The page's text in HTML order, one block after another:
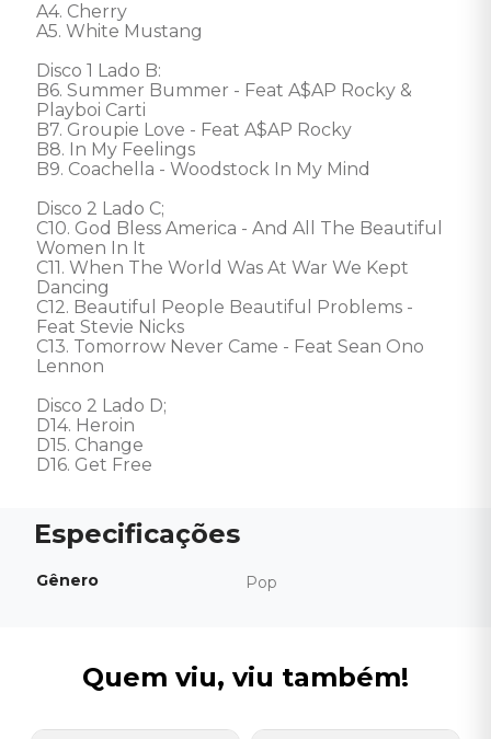
A4. Cherry
A5. White Mustang
Disco 1 Lado B:
B6. Summer Bummer - Feat A$AP Rocky &
Playboi Carti
B7. Groupie Love - Feat A$AP Rocky
B8. In My Feelings
B9. Coachella - Woodstock In My Mind
Disco 2 Lado C;
C10. God Bless America - And All The Beautiful
Women In It
C11. When The World Was At War We Kept
Dancing
C12. Beautiful People Beautiful Problems -
Feat Stevie Nicks
C13. Tomorrow Never Came - Feat Sean Ono
Lennon
Disco 2 Lado D;
D14. Heroin
D15. Change
D16. Get Free
Gênero Pop
Quem viu, viu também!